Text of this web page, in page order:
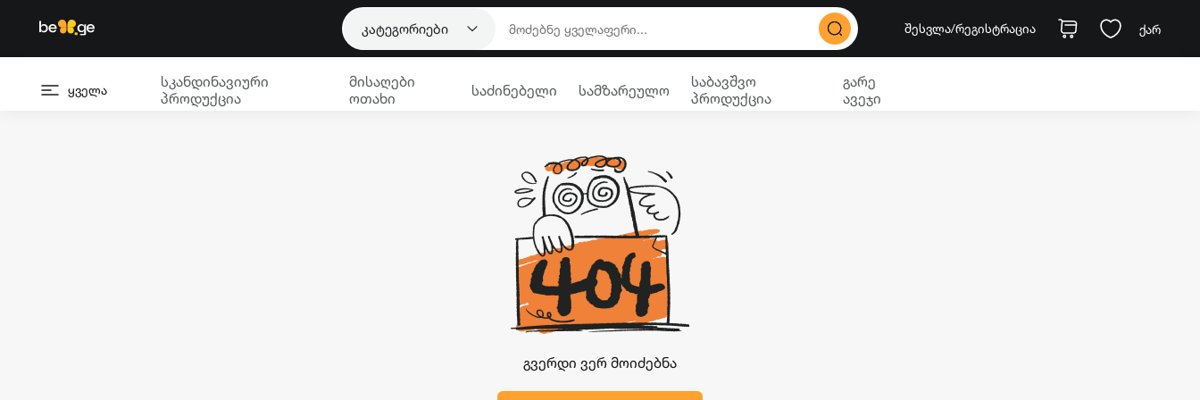
კატეგორიები შესვლა/რეგისტრაცია ქარ
ყველა
სკანდინავიური
პროდუქცია
მისაღები
ოთახი
საძინებელი სამზარეულო
საბავშვო
პროდუქცია
გარე
ავეჯი
გვერდი ვერ მოიძებნა